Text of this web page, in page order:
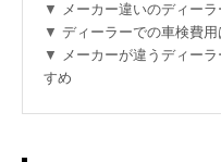
メーカー違いのディー
ディーラーでの車検費用
メーカーが違うディー
すめ